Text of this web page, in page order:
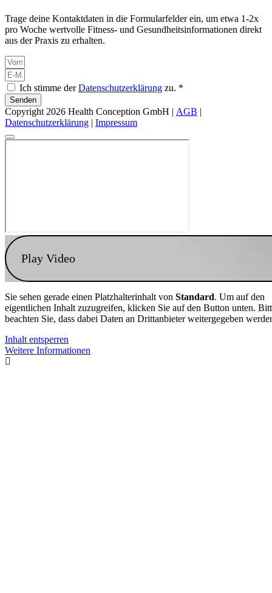
Trage deine Kontaktdaten in die Formularfelder ein, um etwa 1-2x
pro Woche wertvolle Fitness- und Gesundheitsinformationen direkt
aus der Praxis zu erhalten.
Ich stimme derDatenschutzerklärung zu. *
Senden
Copyright 2026 Health Conception GmbH | AGB |
Datenschutzerklärung | Impressum
Play Video
Sie sehen gerade einen Platzhalterinhalt von Standard. Um auf den
eigentlichen Inhalt zuzugreifen, klicken Sie auf den Button unten.
beachten Sie, dass dabei Daten an Drittanbieter weitergegeben
Inhalt entsperren
Weitere Informationen